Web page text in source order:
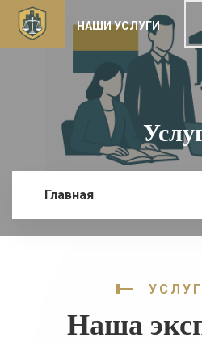
НАШИ УСЛУГИ
Главная
Наша